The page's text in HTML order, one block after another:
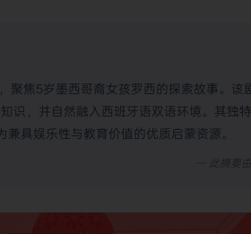
聚焦5岁墨西哥裔女孩罗西的探索故事。该
识，并自然融入西班牙语双语环境。其独
具娱乐性与教育价值的优质启蒙资源。